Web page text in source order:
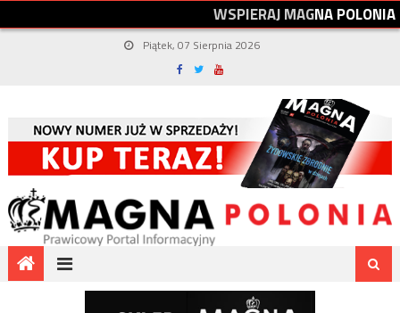
WSPIERAJMAGNAPOLONIA
Piątek, 07 Sierpnia 2026